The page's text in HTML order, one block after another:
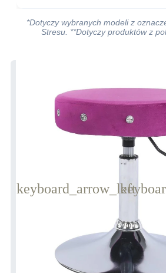
*Dotyczy wybranych modeli z
Stresu. **Dotyczy produktów z
Poprzedni
keyboard_arrow_left